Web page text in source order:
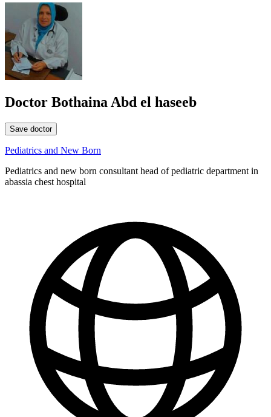
Doctor Bothaina Abd el haseeb
Save doctor
Pediatrics and New Born
Pediatrics and new born consultant head of pediatric department in
abassia chest hospital